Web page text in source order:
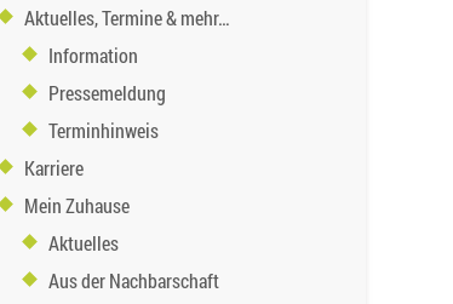
Aktuelles, Termine & mehr…
Information
Pressemeldung
Terminhinweis
Karriere
Mein Zuhause
Aktuelles
Aus der Nachbarschaft